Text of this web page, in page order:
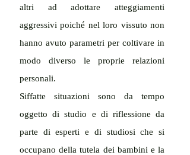
altri ad adottare atteggiamenti
aggressivi poiché nel loro vissuto non
hanno avuto parametri per coltivare in
modo diverso le proprie relazioni
personali.
Siffatte situazioni sono da tempo
oggetto di studio e di riflessione da
parte di esperti e di studiosi che si
occupano della tutela dei bambini e la